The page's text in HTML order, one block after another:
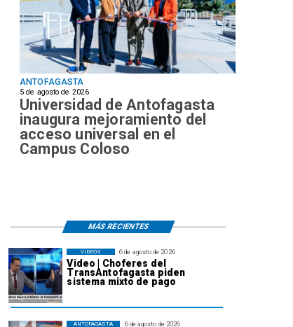
ANTOFAGASTA
5 de agosto de 2026
Universidad de Antofagasta
inaugura mejoramiento del
acceso universal en el
Campus Coloso
6 de agosto de 2026
Video | Choferes del
TransAntofagasta piden
sistema mixto de pago
VIDEOS
6 de agosto de 2026
ANTOFAGASTA
MÁS RECIENTES